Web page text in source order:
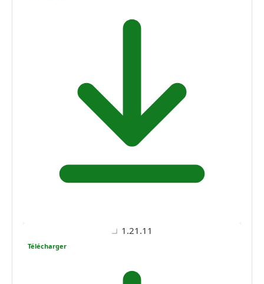
1.21.11
Télécharger